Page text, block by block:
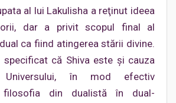
al lui Lakulisha a reţinut ideea
dar a privit scopul final al
ca fiind atingerea stării divine.
specificat că Shiva este şi cauza
în mod efectiv
filosofia din dualistă în dual-